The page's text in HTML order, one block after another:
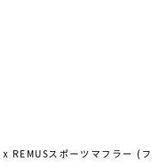
REMUSスポーツマフラー (